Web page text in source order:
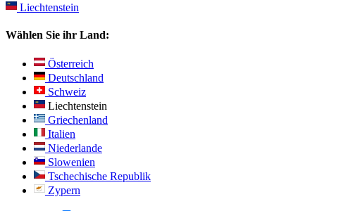
Liechtenstein
Wählen Sie ihr Land:
Österreich
Deutschland
Schweiz
Liechtenstein
Griechenland
Italien
Niederlande
Slowenien
Tschechische Republik
Zypern